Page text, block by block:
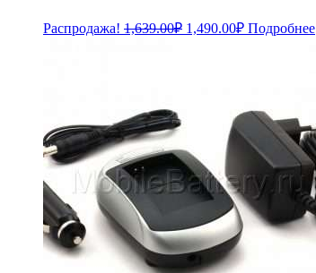
Распродажа! 1,639.00₽ Первоначальная
1,490.00₽Текущая
цена:
Подробнее